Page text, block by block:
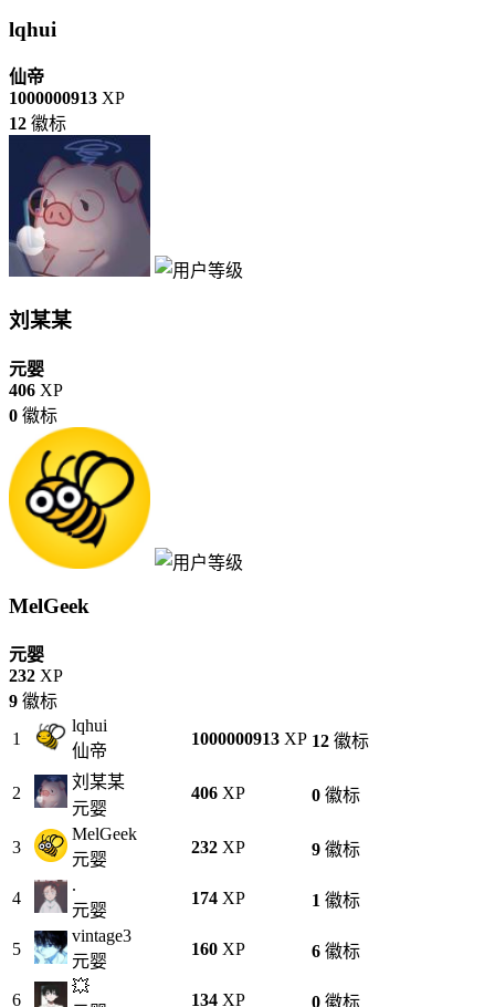
lqhui
仙帝
1000000913 XP
12 徽标
刘某某
元婴
406 XP
0 徽标
MelGeek
元婴
232 XP
9 徽标
1
lqhui
仙帝
1000000913 XP 12 徽标
2
刘某某
元婴
406 XP 0 徽标
3
MelGeek
元婴
232 XP 9 徽标
4
.
元婴
174 XP 1 徽标
5
vintage3
元婴
160 XP 6 徽标
6
💥
134 XP 0 徽标